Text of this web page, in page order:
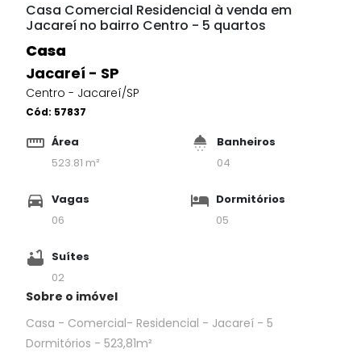
Casa Comercial Residencial à venda em
Jacareí no bairro Centro - 5 quartos
Casa
Jacareí - SP
Centro - Jacareí/SP
Cód: 57837
Área
523.81 m²
Banheiros
04
Vagas
06
Dormitórios
05
Suítes
02
Sobre o imóvel
Casa - Comercial- Residencial - Jacareí - 5
Dormitórios - 523,81m²